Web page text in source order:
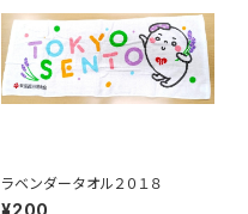
ラベンダータオル２０１８
¥200